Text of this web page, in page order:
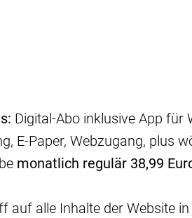
Digital-Abo inklusive App für
E-Paper, Webzugang, plus
monatlich regulär 38,99
auf alle Inhalte der Website